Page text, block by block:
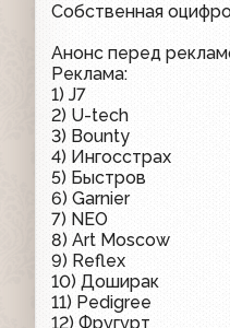
Собственная
Анонс перед
Реклама:
1) J7
2) U-tech
3) Bounty
4) Ингосстрах
5) Быстров
6) Garnier
7) NEO
8) Art Moscow
9) Reflex
10) Доширак
11) Pedigree
12) Фругурт